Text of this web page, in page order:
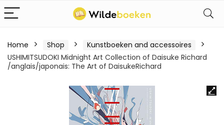
Home Shop
Kunstboeken and accessoires
USHIMITSUDOKI Midnight Art Collection of Daisuke Richard
/anglais/japonais: The Art of DaisukeRichard